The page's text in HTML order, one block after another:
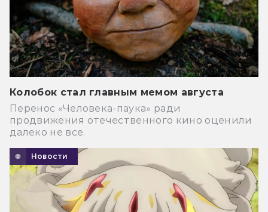
Колобок стал главным мемом августа
Перенос «Человека-паука» ради
продвижения отечественного кино оценили
далеко не все.
Новости